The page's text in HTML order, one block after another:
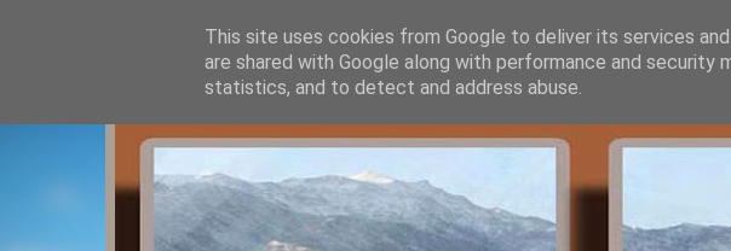
This site uses cookies from Google to deliver its services
are shared with Google along with performance and
statistics, and to detect and address abuse.